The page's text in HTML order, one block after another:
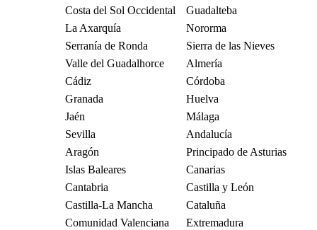
Costa del Sol Occidental
Guadalteba
La Axarquía
Nororma
Serranía de Ronda
Sierra de las Nieves
Valle del Guadalhorce
Almería
Cádiz
Córdoba
Granada
Huelva
Jaén
Málaga
Sevilla
Andalucía
Aragón
Principado de Asturias
Islas Baleares
Canarias
Cantabria
Castilla y León
Castilla-La Mancha
Cataluña
Comunidad Valenciana
Extremadura